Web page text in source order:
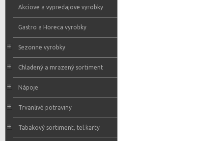
Akciove a vypredajove vyrobky
Gastro a Horeca vyrobky
Sezonne vyrobky
Chladený a mrazený sortiment
Nápoje
Trvanlivé potraviny
Tabakový sortiment, tel.karty